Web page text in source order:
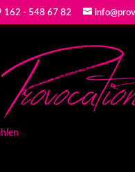
162 - 548 67 82